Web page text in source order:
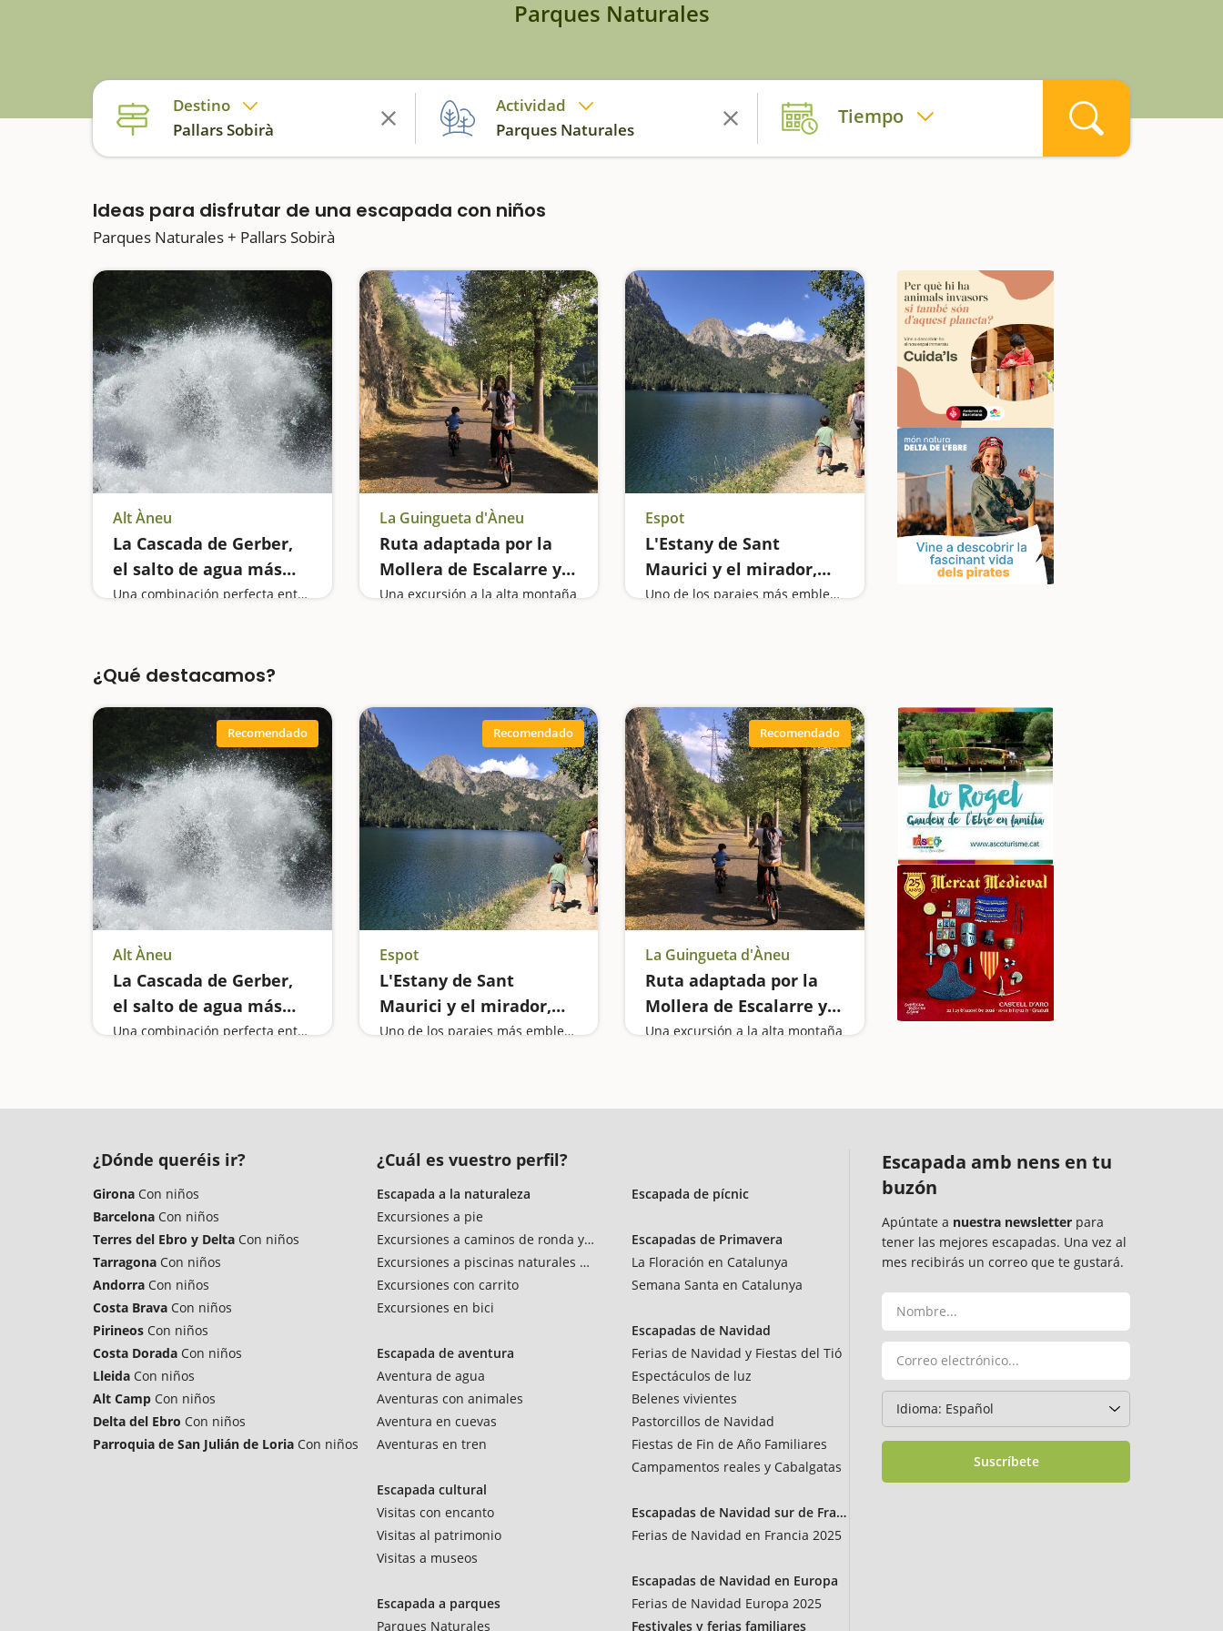
Parques Naturales
Destino
Pallars Sobirà
Actividad
Parques Naturales
Tiempo
Ideas para disfrutar de una escapada con niños
Parques Naturales + Pallars Sobirà
Alt Àneu
La Cascada de Gerber,
el salto de agua más
alto del Parque de
Una combinación perfecta entre montaña y agua
La Guingueta d'Àneu
Ruta adaptada por la
Mollera de Escalarre y
el embalse de la
Una excursión a la alta montaña
Espot
L'Estany de Sant
Maurici y el mirador,
uno de los más bonitosUno de los parajes más emblemáticos de Catalunya
¿Qué destacamos?
Recomendado
Alt Àneu
La Cascada de Gerber,
el salto de agua más
alto del Parque de
Una combinación perfecta entre montaña y agua
Recomendado
Espot
L'Estany de Sant
Maurici y el mirador,
uno de los más bonitosUno de los parajes más emblemáticos de Catalunya
Recomendado
La Guingueta d'Àneu
Ruta adaptada por la
Mollera de Escalarre y
el embalse de la
Una excursión a la alta montaña
¿Dónde queréis ir?
Girona Con niños
Barcelona Con niños
Terres del Ebro y Delta Con niños
Tarragona Con niños
Andorra Con niños
Costa Brava Con niños
Pirineos Con niños
Costa Dorada Con niños
Lleida Con niños
Alt Camp Con niños
Delta del Ebro Con niños
Parroquia de San Julián de Loria Con niños
¿Cuál es vuestro perfil?
Escapada a la naturaleza
Excursiones a pie
Excursiones a caminos de ronda y vías verdes
Excursiones a piscinas naturales y rios
Excursiones con carrito
Excursiones en bici
Escapada de aventura
Aventura de agua
Aventuras con animales
Aventura en cuevas
Aventuras en tren
Escapada cultural
Visitas con encanto
Visitas al patrimonio
Visitas a museos
Escapada a parques
Parques Naturales
Escapada de pícnic
Escapadas de Primavera
La Floración en Catalunya
Semana Santa en Catalunya
Escapadas de Navidad
Ferias de Navidad y Fiestas del Tió
Espectáculos de luz
Belenes vivientes
Pastorcillos de Navidad
Fiestas de Fin de Año Familiares
Campamentos reales y Cabalgatas
Escapadas de Navidad sur de Francia
Ferias de Navidad en Francia 2025
Escapadas de Navidad en Europa
Ferias de Navidad Europa 2025
Festivales y ferias familiares
Escapada amb nens en tu
buzón
Apúntate a nuestra newsletter para
tener las mejores escapadas. Una vez al
mes recibirás un correo que te gustará.
Suscríbete